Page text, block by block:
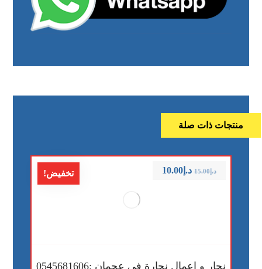
منتجات ذات صلة
تخفيض!
نجار و اعمال نجارة في عجمان :0545681606
د.إ15.00 د.إ10.00